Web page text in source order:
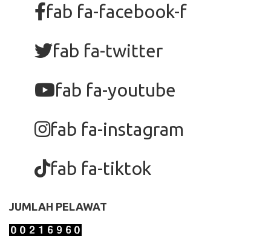
fab fa-facebook-f
fab fa-twitter
fab fa-youtube
fab fa-instagram
fab fa-tiktok
JUMLAH PELAWAT